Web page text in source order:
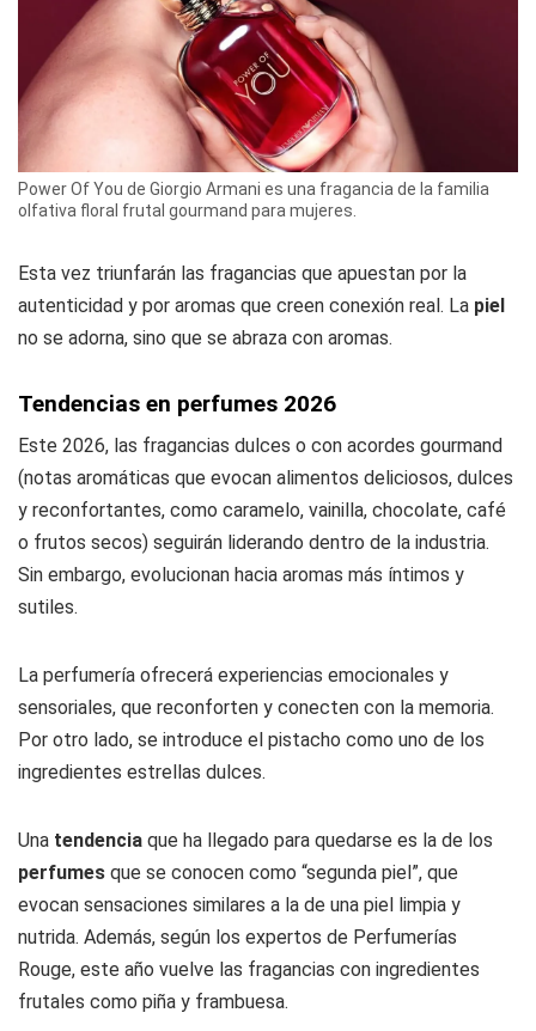
Power Of You de Giorgio Armani es una fragancia de la familia
olfativa floral frutal gourmand para mujeres.
Esta vez triunfarán las fragancias que apuestan por la
autenticidad y por aromas que creen conexión real. La piel
no se adorna, sino que se abraza con aromas.
Tendencias en perfumes 2026
Este 2026, las fragancias dulces o con acordes gourmand
(notas aromáticas que evocan alimentos deliciosos, dulces
y reconfortantes, como caramelo, vainilla, chocolate, café
o frutos secos) seguirán liderando dentro de la industria.
Sin embargo, evolucionan hacia aromas más íntimos y
sutiles.
La perfumería ofrecerá experiencias emocionales y
sensoriales, que reconforten y conecten con la memoria.
Por otro lado, se introduce el pistacho como uno de los
ingredientes estrellas dulces.
Una tendencia que ha llegado para quedarse es la de los
perfumes que se conocen como “segunda piel”, que
evocan sensaciones similares a la de una piel limpia y
nutrida. Además, según los expertos de Perfumerías
Rouge, este año vuelve las fragancias con ingredientes
frutales como piña y frambuesa.